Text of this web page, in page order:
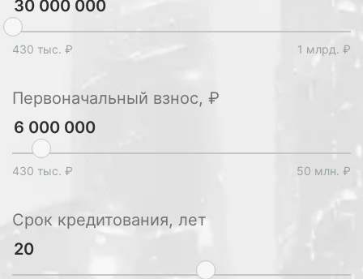
430 тыс. ₽ 1 млрд. ₽
Первоначальный взнос, ₽
430 тыс. ₽ 50 млн. ₽
Срок кредитования, лет